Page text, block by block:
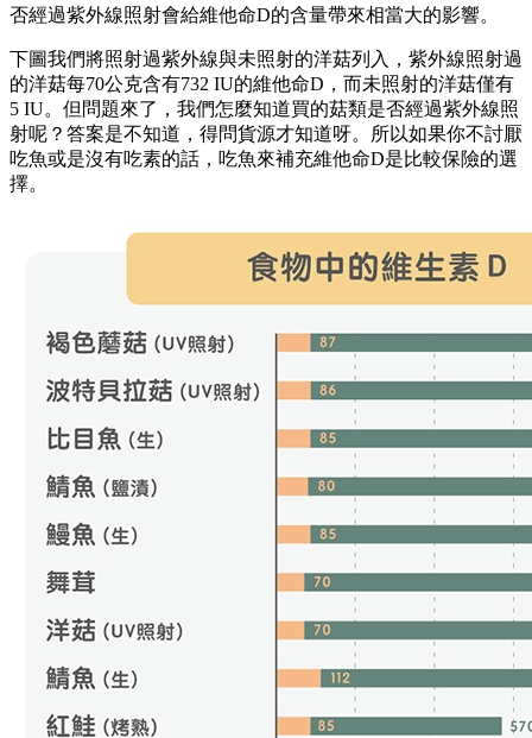
否經過紫外線照射會給維他命D的含量帶來相當大的影響。
下圖我們將照射過紫外線與未照射的洋菇列入，紫外線照射過
的洋菇每70公克含有732 IU的維他命D，而未照射的洋菇僅有
5 IU。但問題來了，我們怎麼知道買的菇類是否經過紫外線照
射呢？答案是不知道，得問貨源才知道呀。所以如果你不討厭
吃魚或是沒有吃素的話，吃魚來補充維他命D是比較保險的選
擇。